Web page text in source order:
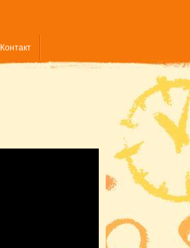
Контакт